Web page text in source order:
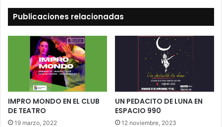
Publicaciones relacionadas
IMPRO MONDO EN EL CLUB
DE TEATRO
19 marzo, 2022
UN PEDACITO DE LUNA EN
ESPACIO 990
12 noviembre, 2023